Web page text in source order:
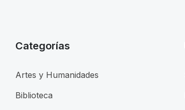
Categorías
Artes y Humanidades
Biblioteca